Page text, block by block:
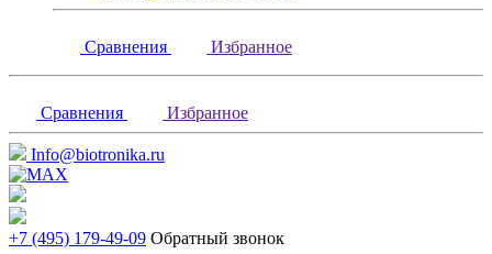
Сравнения Избранное
Сравнения Избранное
Info@biotronika.ru
+7 (495) 179-49-09 Обратный звонок